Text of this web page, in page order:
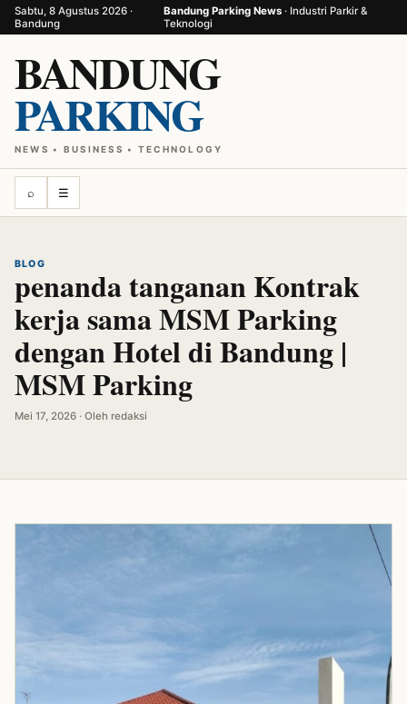
Sabtu, 8 Agustus 2026 ·
Bandung
Bandung Parking News· Industri Parkir &
Teknologi
BANDUNG
PARKING
NEWS • BUSINESS • TECHNOLOGY
⌕ ☰
BLOG
penanda tanganan Kontrak
kerja sama MSM Parking
dengan Hotel di Bandung |
MSM Parking
Mei 17, 2026 · Oleh redaksi